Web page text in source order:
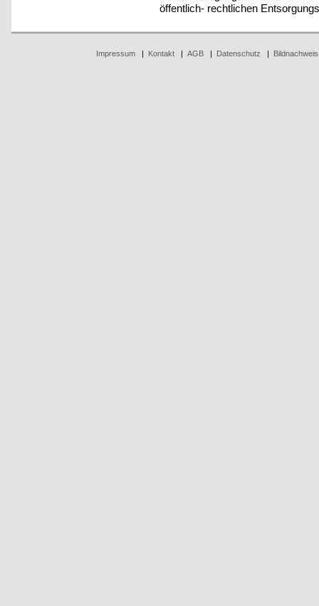
öffentlich- rechtlichen
Impressum| Kontakt| AGB| Datenschutz Bildnachweis